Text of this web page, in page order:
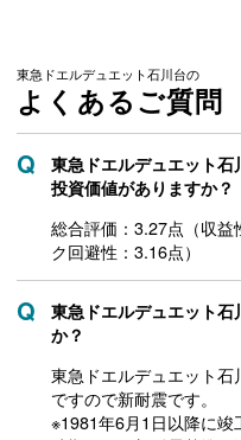
東急ドエルデュエット石川台の
よくあるご質問
東急ドエルデュエット
投資価値がありますか？
総合評価：3.27点（収
ク回避性：3.16点）
東急ドエルデュエット
か？
東急ドエルデュエット石
ですので新耐震です。
※1981年6月1日以降に竣